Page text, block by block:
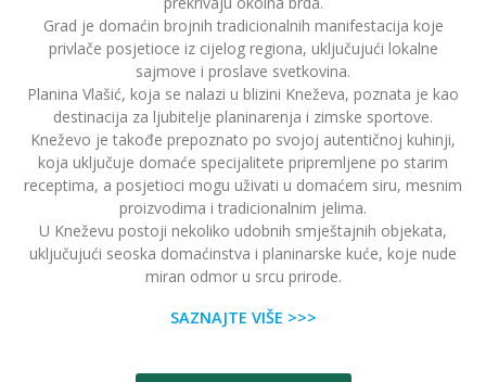
Grad je domaćin brojnih tradicionalnih manifestacija koje
privlače posjetioce iz cijelog regiona, uključujući lokalne
sajmove i proslave svetkovina.
Planina Vlašić, koja se nalazi u blizini Kneževa, poznata je kao
destinacija za ljubitelje planinarenja i zimske sportove.
Kneževo je takođe prepoznato po svojoj autentičnoj kuhinji,
koja uključuje domaće specijalitete pripremljene po starim
receptima, a posjetioci mogu uživati u domaćem siru, mesnim
proizvodima i tradicionalnim jelima.
U Kneževu postoji nekoliko udobnih smještajnih objekata,
uključujući seoska domaćinstva i planinarske kuće, koje nude
miran odmor u srcu prirode.
SAZNAJTE VIŠE >>>